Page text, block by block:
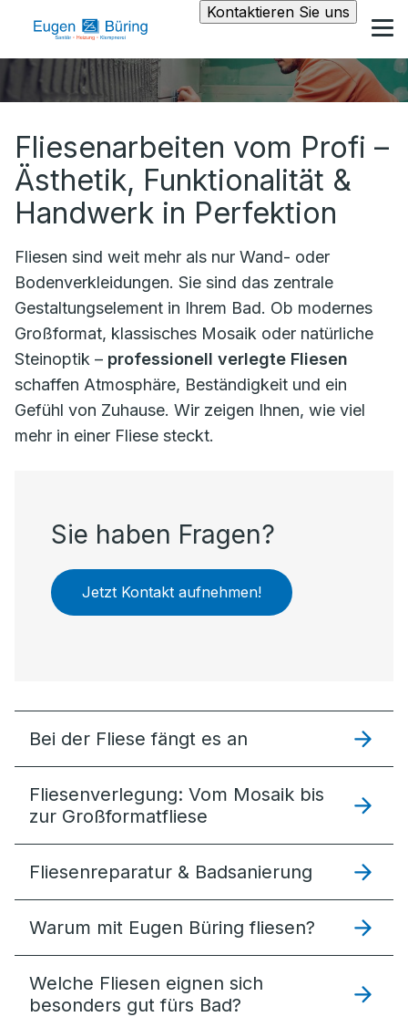
Kontaktieren Sie uns
Fliesenarbeiten vom Profi –
Ästhetik, Funktionalität &
Handwerk in Perfektion
Fliesen sind weit mehr als nur Wand- oder
Bodenverkleidungen. Sie sind das zentrale
Gestaltungselement in Ihrem Bad. Ob modernes
Großformat, klassisches Mosaik oder natürliche
Steinoptik – professionell verlegte Fliesen
schaffen Atmosphäre, Beständigkeit und ein
Gefühl von Zuhause. Wir zeigen Ihnen, wie viel
mehr in einer Fliese steckt.
Sie haben Fragen?
Jetzt Kontakt aufnehmen!
Bei der Fliese fängt es an
Fliesenverlegung: Vom Mosaik bis
zur Großformatfliese
Fliesenreparatur & Badsanierung
Warum mit Eugen Büring fliesen?
Welche Fliesen eignen sich
besonders gut fürs Bad?